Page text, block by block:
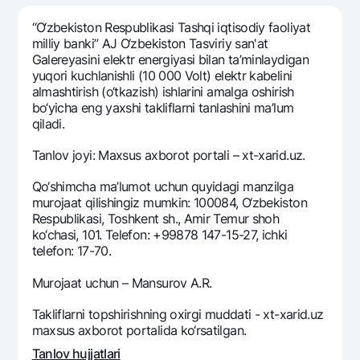
Hamma uchun USD uchun
Talab qilib olinguncha USD
Oltin omonat
NBU’dan oltin quymalar
Kumush omonat
UzCard/HUMO
Visa
Visa FIFA
Mastercard
Ish haqi
Eskrou hisobvarag‘i
Tariflar
Aksiyalar
Sayt bo‘yicha qidiring
Qidirish
Foydali havolalar
Ko'p beriladigan savollar
Matbuot markazi
“O‘zbekiston Respublikasi Tashqi iqtisodiy faoliyat
milliy banki” AJ O‘zbekiston Tasviriy san'at
Galereyasini elеktr enеrgiyasi bilan ta’minlaydigan
yuqori kuchlanishli (10 000 Volt) elеktr kabеlini
almashtirish (o‘tkazish) ishlarini amalga oshirish
bo‘yicha eng yaxshi takliflarni tanlashini ma’lum
qiladi.
Tanlov joyi: Maxsus axborot portali – xt-xarid.uz.
Qo‘shimcha ma’lumot uchun quyidagi manzilga
murojaat qilishingiz mumkin: 100084, O‘zbekiston
Respublikasi, Toshkent sh., Amir Temur shoh
ko‘chasi, 101. Telefon: +99878 147-15-27, ichki
telefon: 17-70.
Murojaat uchun – Mansurov A.R.
Takliflarni topshirishning oxirgi muddati - xt-xarid.uz
maxsus axborot portalida ko‘rsatilgan.
Tanlov hujjatlari